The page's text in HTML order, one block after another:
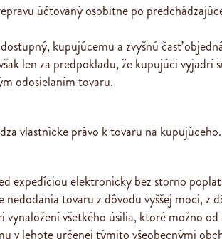
účtovaný osobitne po
kupujúcemu a zvyšnú časť
len za predpokladu, že kupujúci vyjadrí
odosielaním tovaru.
vlastnícke právo k tovaru na kupujúceho.
expedíciou elektronicky bez storno
tovaru z dôvodu vyššej moci, z
všetkého úsilia, ktoré možno
v lehote určenej týmito všeobecnými